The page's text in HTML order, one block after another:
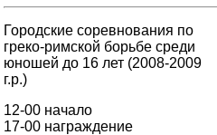
Городские соревнования по
греко-римской борьбе среди
юношей до 16 лет (2008-2009
г.р.)
12-00 начало
17-00 награждение